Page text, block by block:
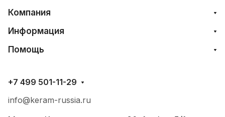
Компания
Информация
Помощь
+7 499 501-11-29
info@keram-russia.ru